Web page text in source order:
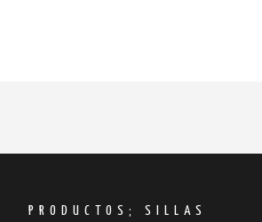
PRODUCTOS; SILLAS